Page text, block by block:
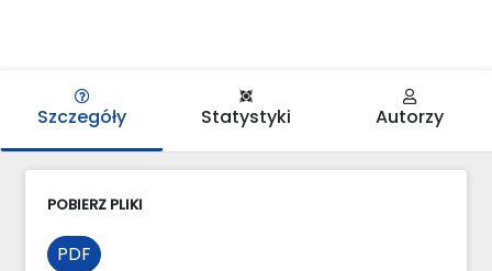
Szczegóły Statystyki Autorzy
POBIERZ PLIKI
PDF